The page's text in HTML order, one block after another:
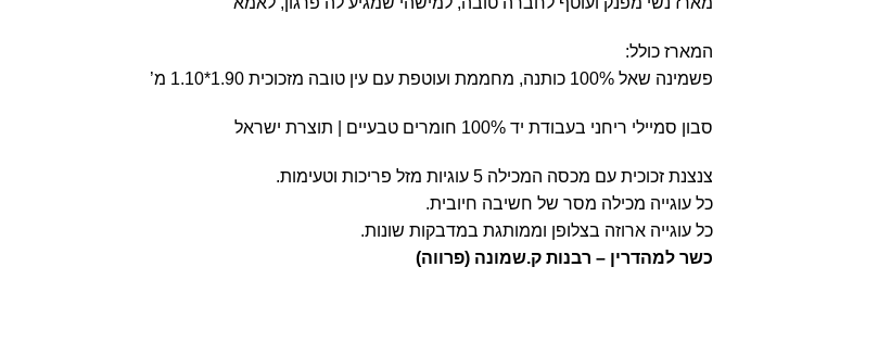
המארז כולל:
פשמינה שאל 100% כותנה, מחממת ועוטפת עם עין טובה מזכוכית 1.90*1.10 מ’
סבון סמיילי ריחני בעבודת יד 100% חומרים טבעיים | תוצרת ישראל
צנצנת זכוכית עם מכסה המכילה 5 עוגיות מזל פריכות וטעימות.
כל עוגייה מכילה מסר של חשיבה חיובית.
כל עוגייה ארוזה בצלופן וממותגת במדבקות שונות.
כשר למהדרין – רבנות ק.שמונה (פרווה)